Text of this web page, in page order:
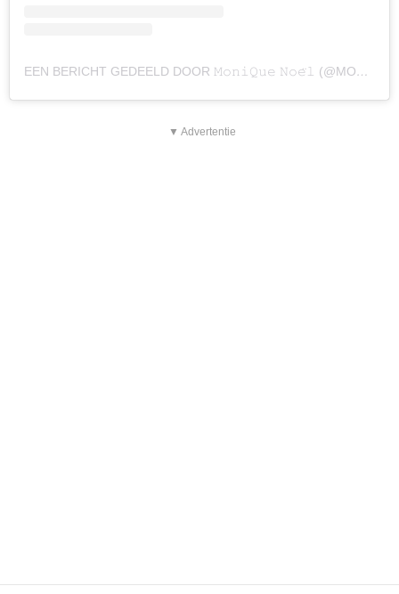
EEN BERICHT GEDEELD DOOR 𝙼𝚘𝚗𝚒𝚀𝚞𝚎 𝙽𝚘𝚎̈𝚕 (@MONIQUENOELL)
▼ Advertentie